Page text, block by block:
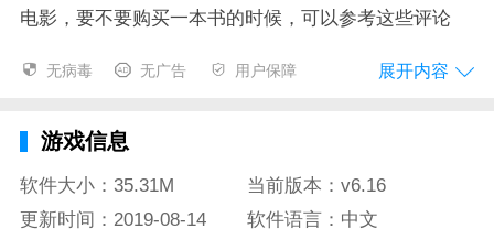
电影，要不要购买一本书的时候，可以参考这些评论
- 查豆瓣评分——8800 万注册用户告诉你 1800 万个条
目中最好的那一个；
- 看豆瓣评论——肖申克的救赎，挪威的森林，Jason
无病毒 无广告 用户保障 展开内容
游戏信息
软件大小：35.31M
当前版本：v6.16
更新时间：2019-08-14
软件语言：中文